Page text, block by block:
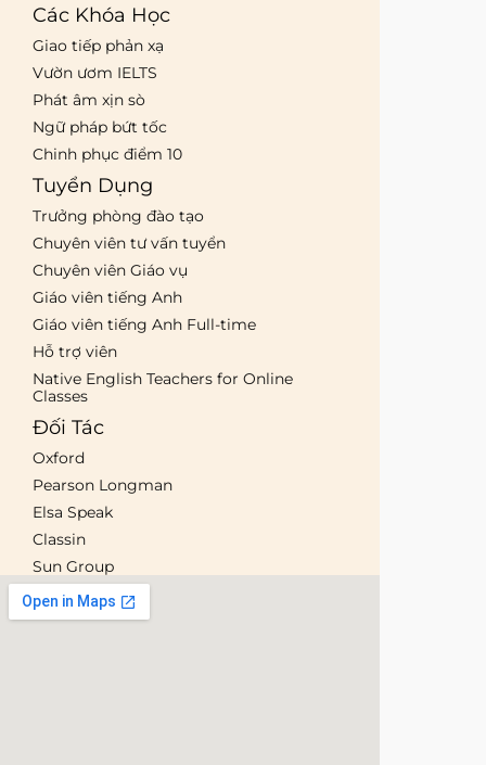
Các Khóa Học
Giao tiếp phản xạ
Vườn ươm IELTS
Phát âm xịn sò
Ngữ pháp bứt tốc
Chinh phục điểm 10
Tuyển Dụng
Trưởng phòng đào tạo
Chuyên viên tư vấn tuyển
Chuyên viên Giáo vụ
Giáo viên tiếng Anh
Giáo viên tiếng Anh Full-time
Hỗ trợ viên
Native English Teachers for Online
Classes
Đối Tác
Oxford
Pearson Longman
Elsa Speak
Classin
Sun Group